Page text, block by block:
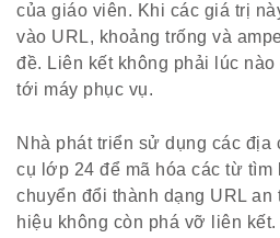
của giáo viên. Khi các giá trị
vào URL, khoảng trống và
đề. Liên kết không phải lúc
tới máy phục vụ.
Nhà phát triển sử dụng các địa
cụ lớp 24 để mã hóa các từ
chuyển đổi thành dạng URL an
hiệu không còn phá vỡ liên